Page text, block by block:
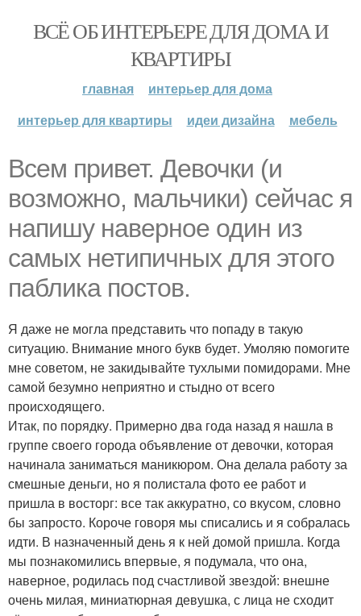
ВСЁ ОБ ИНТЕРЬЕРЕ ДЛЯ ДОМА И
КВАРТИРЫ
главная
интерьер для дома
интерьер для квартиры
идеи дизайна мебель
Всем привет. Девочки (и
возможно, мальчики) сейчас я
напишу наверное один из
самых нетипичных для этого
паблика постов.
Я даже не могла представить что попаду в такую
ситуацию. Внимание много букв будет. Умоляю помогите
мне советом, не закидывайте тухлыми помидорами. Мне
самой безумно неприятно и стыдно от всего
происходящего.
Итак, по порядку. Примерно два года назад я нашла в
группе своего города объявление от девочки, которая
начинала заниматься маникюром. Она делала работу за
смешные деньги, но я полистала фото ее работ и
пришла в восторг: все так аккуратно, со вкусом, словно
бы запросто. Короче говоря мы списались и я собралась
идти. В назначенный день я к ней домой пришла. Когда
мы познакомились впервые, я подумала, что она,
наверное, родилась под счастливой звездой: внешне
очень милая, миниатюрная девушка, с лица не сходит